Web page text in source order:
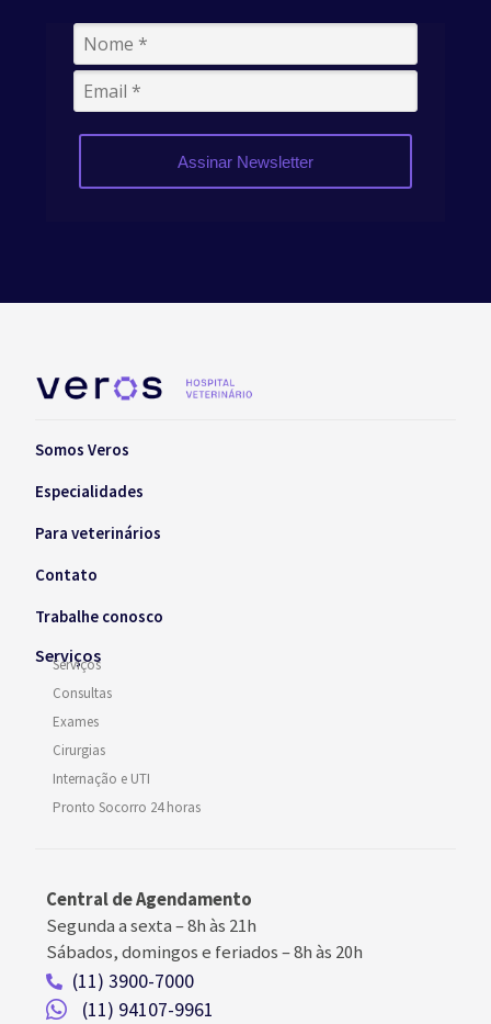
Assinar Newsletter
Somos Veros
Especialidades
Para veterinários
Contato
Trabalhe conosco
Serviços
Serviços
Consultas
Exames
Cirurgias
Internação e UTI
Pronto Socorro 24 horas
Central de Agendamento
Segunda a sexta –8h às 21h
Sábados, domingos e feriados–8h às 20h
(11) 3900-7000
(11) 94107-9961